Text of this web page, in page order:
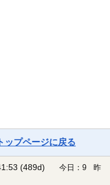
ップページに戻る
(489d)
今日：9 昨